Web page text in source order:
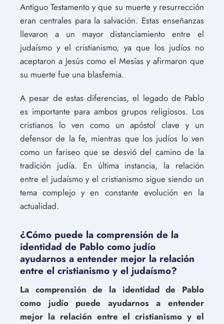
Antiguo Testamento y que su muerte y resurrección
eran centrales para la salvación. Estas enseñanzas
llevaron a un mayor distanciamiento entre el
judaísmo y el cristianismo, ya que los judíos no
aceptaron a Jesús como el Mesías y afirmaron que
su muerte fue una blasfemia.
A pesar de estas diferencias, el legado de Pablo
es importante para ambos grupos religiosos. Los
cristianos lo ven como un apóstol clave y un
defensor de la fe, mientras que los judíos lo ven
como un fariseo que se desvió del camino de la
tradición judía. En última instancia, la relación
entre el judaísmo y el cristianismo sigue siendo un
tema complejo y en constante evolución en la
actualidad.
¿Cómo puede la comprensión de la
identidad de Pablo como judío
ayudarnos a entender mejor la relación
entre el cristianismo y el judaísmo?
La comprensión de la identidad de Pablo
como judío puede ayudarnos a entender
mejor la relación entre el cristianismo y el